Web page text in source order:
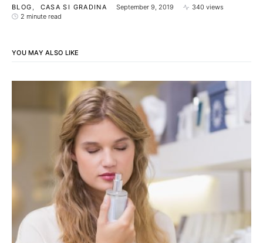
BLOG CASA SI GRADINA September 9, 2019
340 views
2 minute read
YOU MAY ALSO LIKE